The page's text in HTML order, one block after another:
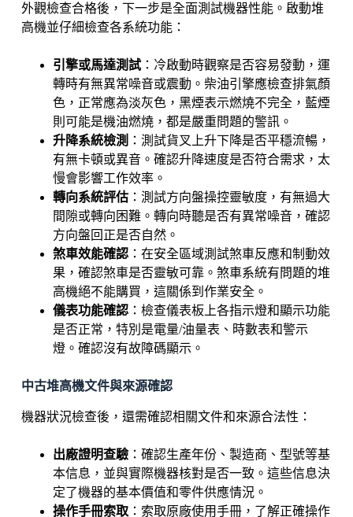
外觀檢查合格後，下一步是全面測試機器性能。啟動堆
高機並仔細檢查各系統功能：
引擎或馬達測試：冷啟動時觀察是否容易發動，運
轉時有無異常噪音或震動。柴油引擎應檢查排氣顏
色，正常應為淡灰色，黑煙表示燃燒不完全，藍煙
則可能是機油燃燒，都是嚴重問題的警訊。
升降系統檢測 ：測試貨叉上升下降是否平穩流暢，
有無卡頓或異音。確認升降速度是否符合需求，太
慢會影響工作效率。
轉向系統評估：測試方向盤操控靈敏度，有無過大
間隙或轉向困難。轉向時聽是否有異常噪音，確認
方向盤回正是否自然。
煞車效能確認：在安全區域測試煞車反應和制動效
果，確認煞車是否靈敏可靠。煞車系統有問題的堆
高機絕不能購買，這關係到作業安全。
儀表功能確認：檢查儀表板上各指示燈和顯示功能
是否正常，特別是電量/油量表、時數表和警示
燈。確認沒有故障碼顯示。
中古堆高機文件與來源確認
機器狀況檢查後，還需確認相關文件和來源合法性：
出廠證明查驗：確認生產年份、製造商、型號等基
本信息，並與實際機器核對是否一致。這些信息決
定了機器的基本價值和零件供應情況。
操作手冊索取：索取原廠使用手冊，了解正確操作